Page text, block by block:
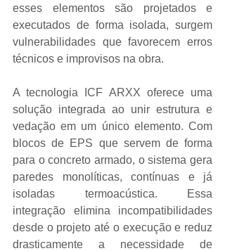
esses elementos são projetados e
executados de forma isolada, surgem
vulnerabilidades que favorecem erros
técnicos e improvisos na obra.
A tecnologia ICF ARXX oferece uma
solução integrada ao unir estrutura e
vedação em um único elemento. Com
blocos de EPS que servem de forma
para o concreto armado, o sistema gera
paredes monolíticas, contínuas e já
isoladas termoacústica. Essa
integração elimina incompatibilidades
desde o projeto até o execução e reduz
drasticamente a necessidade de